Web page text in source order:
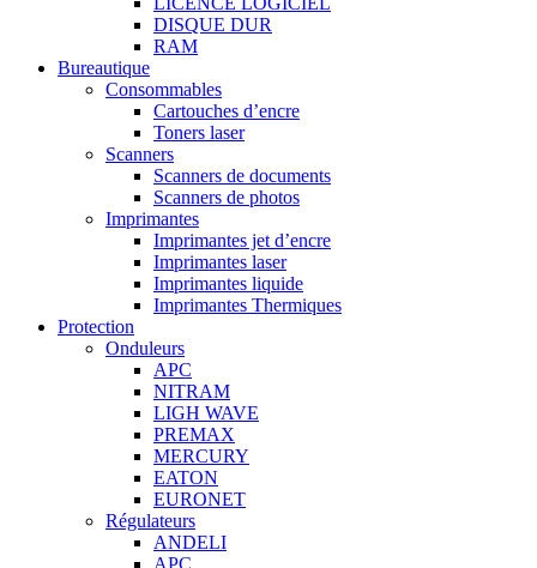
DISQUE DUR
RAM
Bureautique
Consommables
Cartouches d’encre
Toners laser
Scanners
Scanners de documents
Scanners de photos
Imprimantes
Imprimantes jet d’encre
Imprimantes laser
Imprimantes liquide
Imprimantes Thermiques
Protection
Onduleurs
APC
NITRAM
LIGH WAVE
PREMAX
MERCURY
EATON
EURONET
Régulateurs
ANDELI